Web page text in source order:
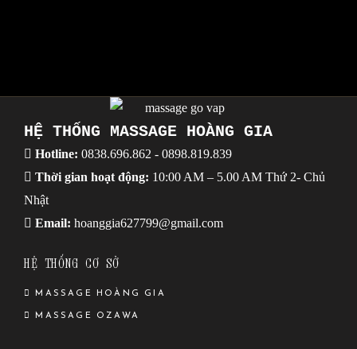
HỆ THỐNG MASSAGE HOÀNG GIA
Hotline: 0838.696.862 - 0898.819.839
Thời gian hoạt động: 10:00 AM – 5.00 AM Thứ 2- Chủ
Nhật
Email: hoanggia627799@gmail.com
HỆ THỐNG CƠ SỞ
MASSAGE HOÀNG GIA
MASSAGE OZAWA